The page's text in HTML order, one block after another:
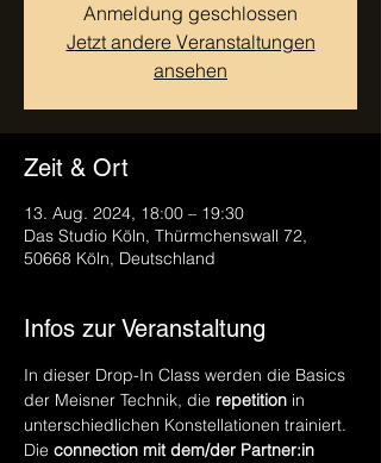
Anmeldung geschlossen
Jetzt andere Veranstaltungen
ansehen
Zeit & Ort
13. Aug. 2024, 18:00 – 19:30
Das Studio Köln, Thürmchenswall 72,
50668 Köln, Deutschland
Infos zur Veranstaltung
In dieser Drop-In Class werden die Basics
der Meisner Technik, die repetition in
unterschiedlichen Konstellationen trainiert.
Die connection mit dem/der Partner:in